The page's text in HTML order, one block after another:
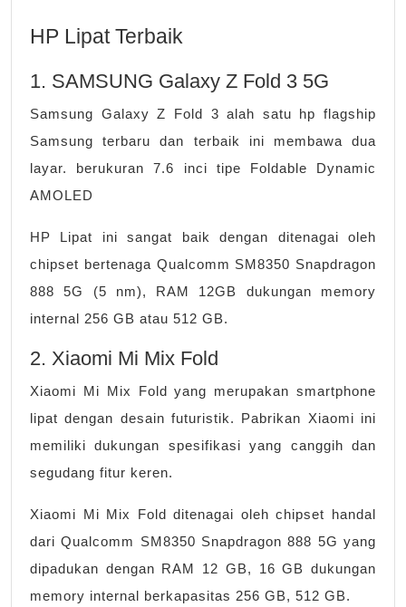
HP Lipat Terbaik
1. SAMSUNG Galaxy Z Fold 3 5G
Samsung Galaxy Z Fold 3 alah satu hp flagship
Samsung terbaru dan terbaik ini membawa dua
layar. berukuran 7.6 inci tipe Foldable Dynamic
AMOLED
HP Lipat ini sangat baik dengan ditenagai oleh
chipset bertenaga Qualcomm SM8350 Snapdragon
888 5G (5 nm), RAM 12GB dukungan memory
internal 256 GB atau 512 GB.
2. Xiaomi Mi Mix Fold
Xiaomi Mi Mix Fold yang merupakan smartphone
lipat dengan desain futuristik. Pabrikan Xiaomi ini
memiliki dukungan spesifikasi yang canggih dan
segudang fitur keren.
Xiaomi Mi Mix Fold ditenagai oleh chipset handal
dari Qualcomm SM8350 Snapdragon 888 5G yang
dipadukan dengan RAM 12 GB, 16 GB dukungan
memory internal berkapasitas 256 GB, 512 GB.